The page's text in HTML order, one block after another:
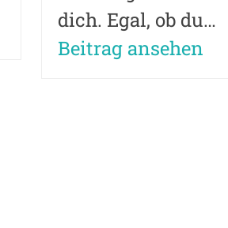
dich. Egal, ob du…
Beitrag ansehen